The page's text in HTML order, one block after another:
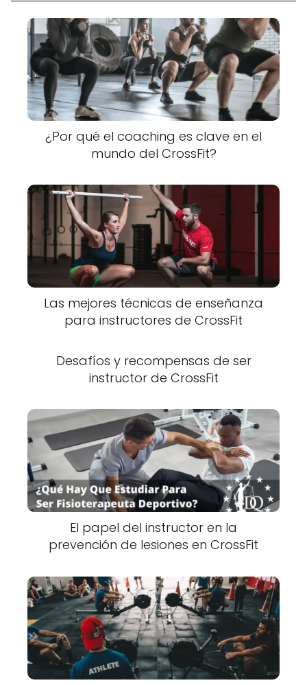
¿Por qué el coaching es clave en el
mundo del CrossFit?
Las mejores técnicas de enseñanza
para instructores de CrossFit
Desafíos y recompensas de ser
instructor de CrossFit
El papel del instructor en la
prevención de lesiones en CrossFit